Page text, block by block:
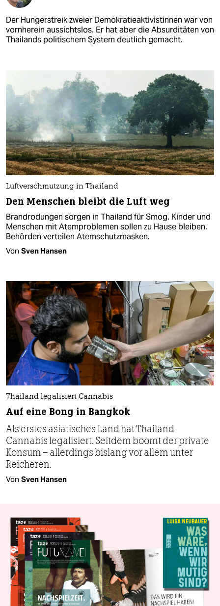
Der Hungerstreik zweier Demokratieaktivistinnen war von
vornherein aussichtslos. Er hat aber die Absurditäten von
Thailands politischem System deutlich gemacht.
Luftverschmutzung in Thailand
Den Menschen bleibt die Luft weg
Brandrodungen sorgen in Thailand für Smog. Kinder und
Menschen mit Atemproblemen sollen zu Hause bleiben.
Behörden verteilen Atemschutzmasken.
Von Sven Hansen
Thailand legalisiert Cannabis
Auf eine Bong in Bangkok
Als erstes asiatisches Land hat Thailand
Cannabis legalisiert. Seitdem boomt der private
Konsum – allerdings bislang vor allem unter
Reicheren.
Von Sven Hansen